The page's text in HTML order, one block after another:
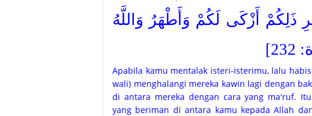
ذَلِكُمْ أَزْكَى لَكُمْ وَأَطْهَرُ وَاللَّهُ
Apabila kamu mentalak isteri-isterimu, lalu
wali) menghalangi mereka kawin lagi dengan
di antara mereka dengan cara yang ma'ruf.
yang beriman di antara kamu kepada Allah